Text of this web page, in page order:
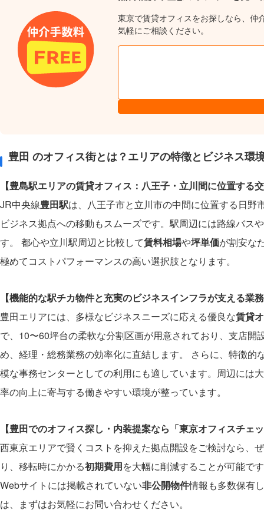
東京で賃貸オフィスをお探しなら、仲
気軽にご相談ください。
豊田 のオフィス街とは？エリアの特徴とビジネス環
【豊島駅エリアの賃貸オフィス：八王子・立川間に位置する
JR中央線豊田駅は、八王子市と立川市の中間に位置する日
ビジネス拠点への移動もスムーズです。駅周辺には路線バ
す。 都心や立川駅周辺と比較して賃料相場や坪単価が割安な
極めてコストパフォーマンスの高い選択肢となります。
【機能的な駅チカ物件と充実のビジネスインフラが支える業
豊田エリアには、多様なビジネスニーズに応える優良な賃貸
で、10〜60坪台の柔軟な分割区画が用意されており、支店
め、経理・総務業務の効率化に直結します。 さらに、特徴的
模な事務センターとしての利用にも適しています。周辺には
率の向上に寄与する働きやすい環境が整っています。
【豊田でのオフィス探し・内装提案なら「東京オフィスチェ
西東京エリアで賢くコストを抑えた拠点開設をご検討なら、
り、移転時にかかる初期費用を大幅に削減することが可能で
Webサイトには掲載されていない非公開物件情報も多数保有
は、まずはお気軽にお問い合わせください。